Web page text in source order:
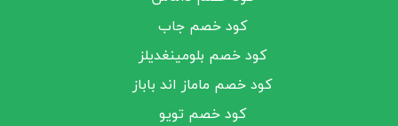
كود خصم جاب
كود خصم بلومينغديلز
كود خصم ماماز اند باباز
كود خصم تويو